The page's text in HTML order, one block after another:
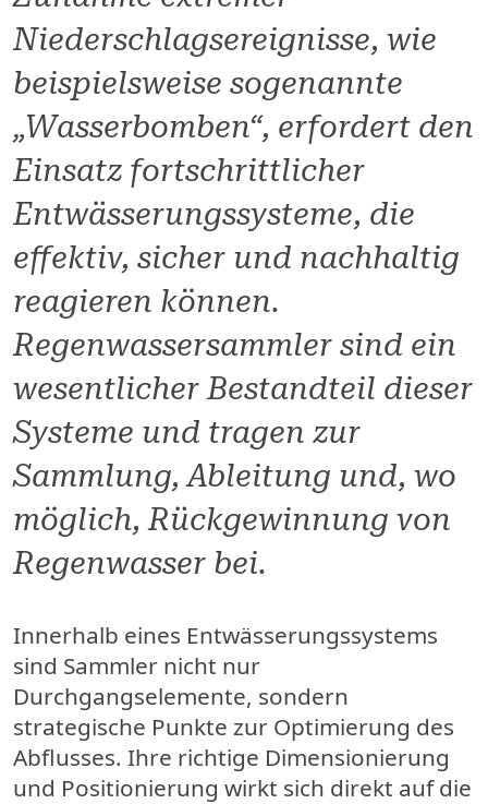
Niederschlagsereignisse, wie
beispielsweise sogenannte
„Wasserbomben“, erfordert den
Einsatz fortschrittlicher
Entwässerungssysteme, die
effektiv, sicher und nachhaltig
reagieren können.
Regenwassersammler sind ein
wesentlicher Bestandteil dieser
Systeme und tragen zur
Sammlung, Ableitung und, wo
möglich, Rückgewinnung von
Regenwasser bei.
Innerhalb eines Entwässerungssystems
sind Sammler nicht nur
Durchgangselemente, sondern
strategische Punkte zur Optimierung des
Abflusses. Ihre richtige Dimensionierung
und Positionierung wirkt sich direkt auf die